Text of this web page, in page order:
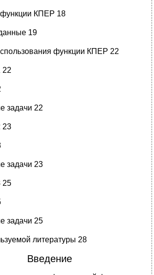
КПЕР 18
19
функции КПЕР 22
22
задачи 22
23
задачи 23
25
задачи 25
литературы 28
Введение